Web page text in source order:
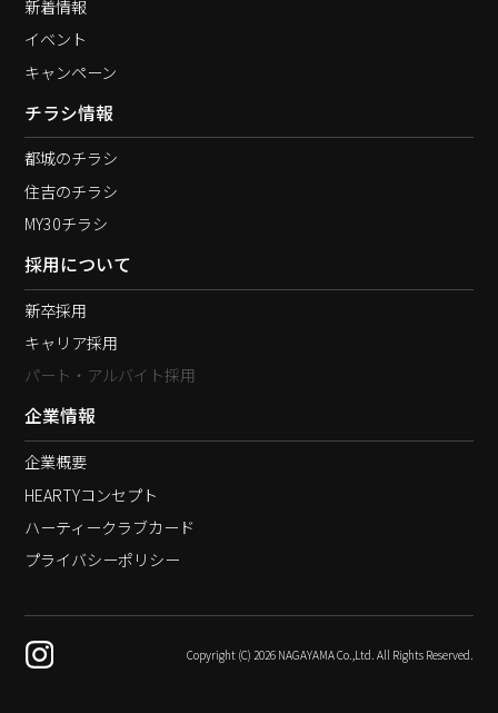
新着情報
イベント
キャンペーン
チラシ情報
都城のチラシ
住吉のチラシ
MY30チラシ
採用について
新卒採用
キャリア採用
パート・アルバイト採用
企業情報
企業概要
HEARTYコンセプト
ハーティークラブカード
プライバシーポリシー
Copyright (C) 2026 NAGAYAMA Co.,Ltd. All Rights Reserved.